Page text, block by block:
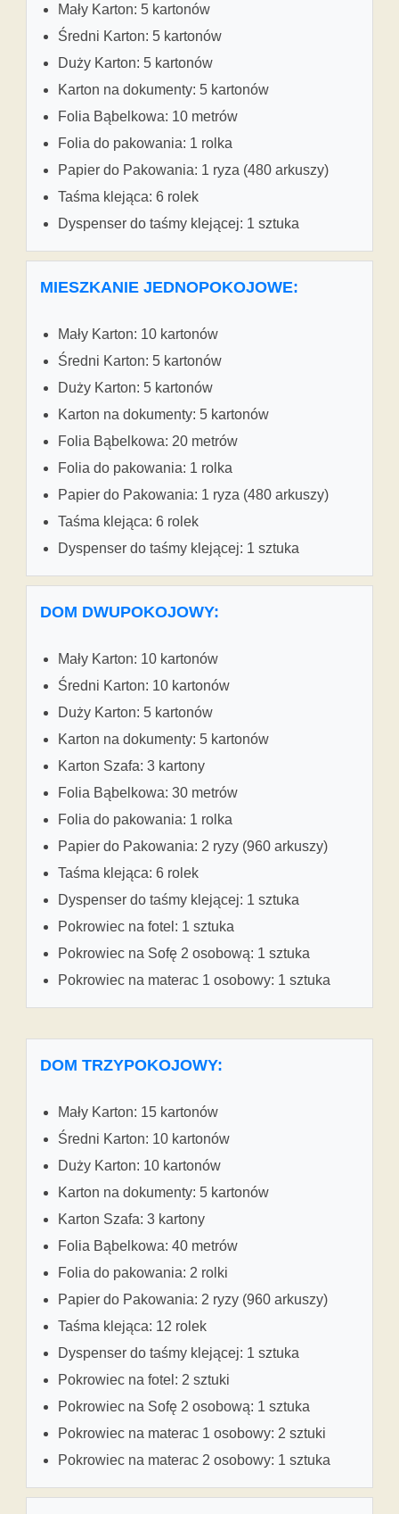
Mały Karton: 5 kartonów
Średni Karton: 5 kartonów
Duży Karton: 5 kartonów
Karton na dokumenty: 5 kartonów
Folia Bąbelkowa: 10 metrów
Folia do pakowania: 1 rolka
Papier do Pakowania: 1 ryza (480 arkuszy)
Taśma klejąca: 6 rolek
Dyspenser do taśmy klejącej: 1 sztuka
MIESZKANIE JEDNOPOKOJOWE:
Mały Karton: 10 kartonów
Średni Karton: 5 kartonów
Duży Karton: 5 kartonów
Karton na dokumenty: 5 kartonów
Folia Bąbelkowa: 20 metrów
Folia do pakowania: 1 rolka
Papier do Pakowania: 1 ryza (480 arkuszy)
Taśma klejąca: 6 rolek
Dyspenser do taśmy klejącej: 1 sztuka
DOM DWUPOKOJOWY:
Mały Karton: 10 kartonów
Średni Karton: 10 kartonów
Duży Karton: 5 kartonów
Karton na dokumenty: 5 kartonów
Karton Szafa: 3 kartony
Folia Bąbelkowa: 30 metrów
Folia do pakowania: 1 rolka
Papier do Pakowania: 2 ryzy (960 arkuszy)
Taśma klejąca: 6 rolek
Dyspenser do taśmy klejącej: 1 sztuka
Pokrowiec na fotel: 1 sztuka
Pokrowiec na Sofę 2 osobową: 1 sztuka
Pokrowiec na materac 1 osobowy: 1 sztuka
DOM TRZYPOKOJOWY:
Mały Karton: 15 kartonów
Średni Karton: 10 kartonów
Duży Karton: 10 kartonów
Karton na dokumenty: 5 kartonów
Karton Szafa: 3 kartony
Folia Bąbelkowa: 40 metrów
Folia do pakowania: 2 rolki
Papier do Pakowania: 2 ryzy (960 arkuszy)
Taśma klejąca: 12 rolek
Dyspenser do taśmy klejącej: 1 sztuka
Pokrowiec na fotel: 2 sztuki
Pokrowiec na Sofę 2 osobową: 1 sztuka
Pokrowiec na materac 1 osobowy: 2 sztuki
Pokrowiec na materac 2 osobowy: 1 sztuka